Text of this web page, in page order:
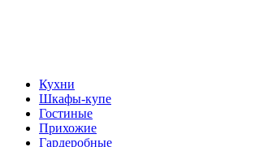
Кухни
Шкафы-купе
Гостиные
Прихожие
Гардеробные